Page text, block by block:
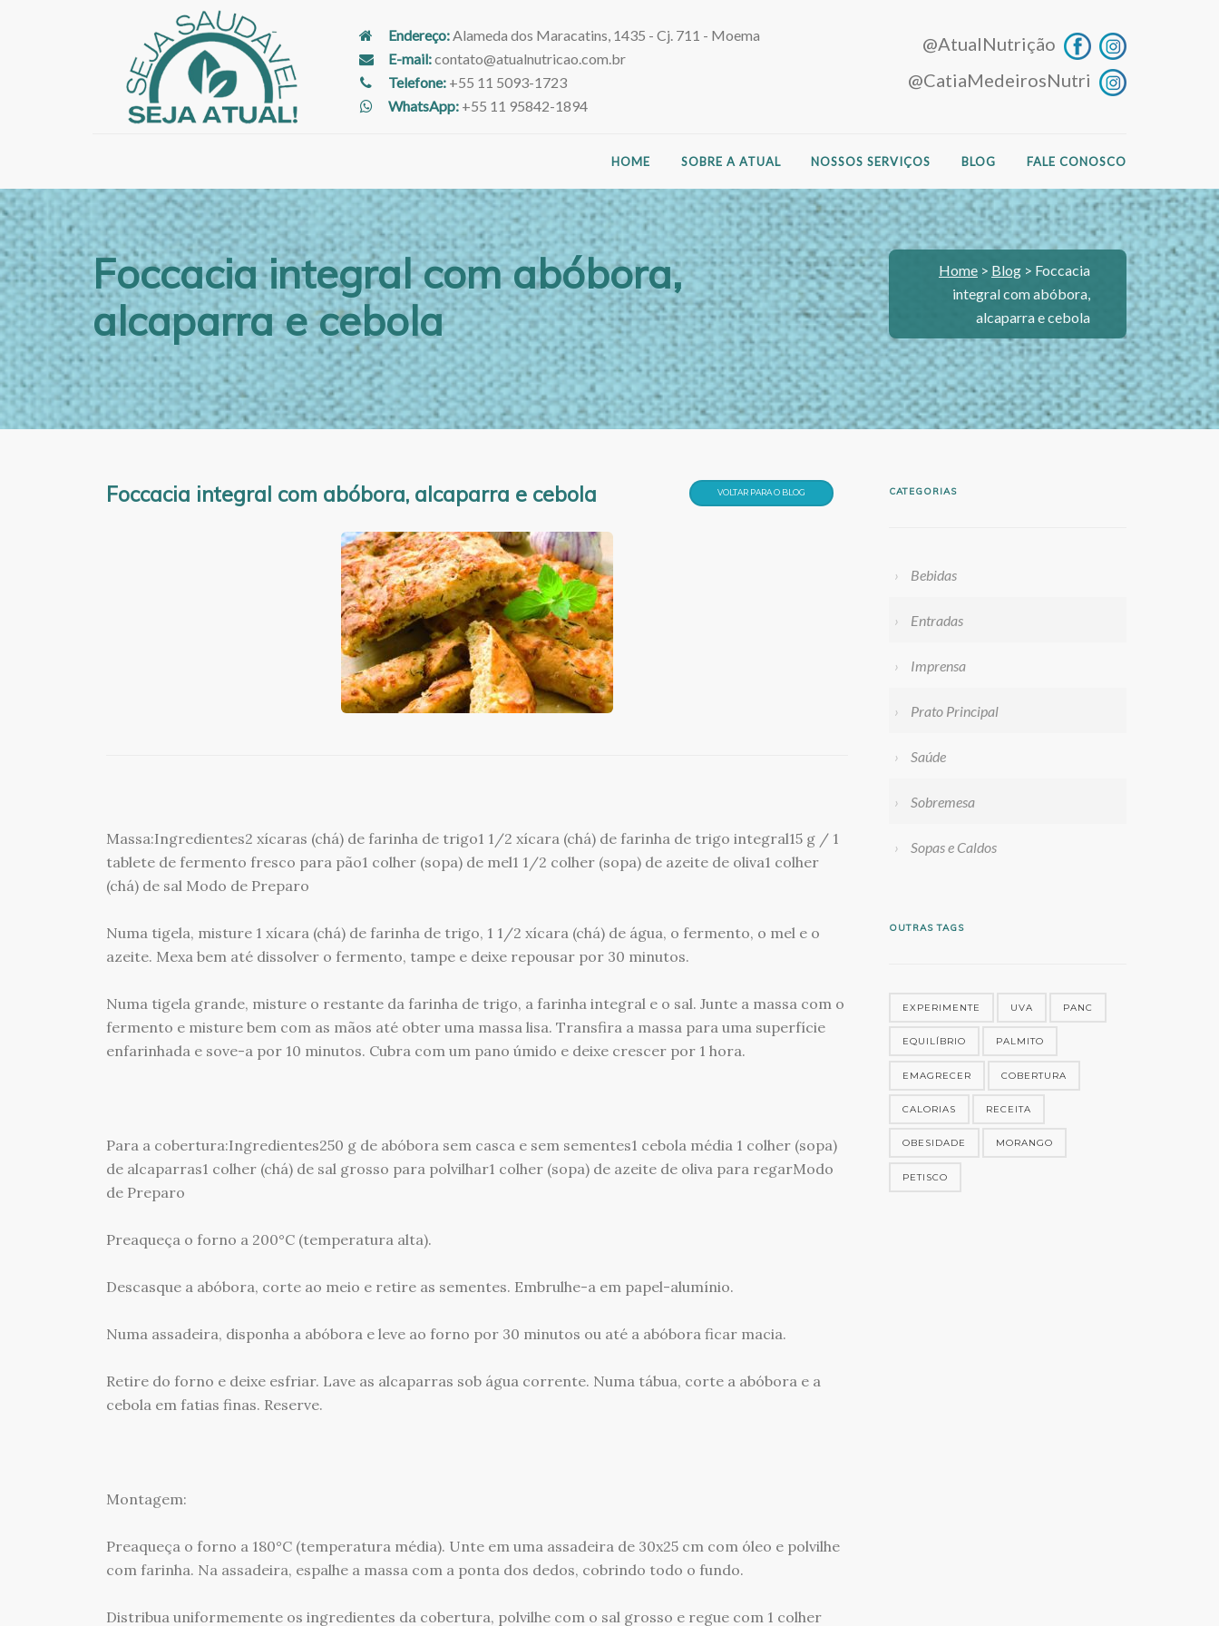
Endereço:Alameda dos Maracatins, 1435 - Cj. 711 - Moema
E-mail:contato@atualnutricao.com.br
Telefone:+55 11 5093-1723
WhatsApp:+55 11 95842-1894
@AtualNutrição
@CatiaMedeirosNutri
HOME SOBRE A ATUAL NOSSOS SERVIÇOS BLOG FALE CONOSCO
Foccacia integral com abóbora,
alcaparra e cebola
Home > Blog > Foccacia
integral com abóbora,
alcaparra e cebola
Foccacia integral com abóbora, alcaparra e cebola VOLTAR PARA O BLOG
Massa:Ingredientes2 xícaras (chá) de farinha de trigo1 1/2 xícara (chá) de farinha de trigo integral15 g / 1
tablete de fermento fresco para pão1 colher (sopa) de mel1 1/2 colher (sopa) de azeite de oliva1 colher
(chá) de sal Modo de Preparo
Numa tigela, misture 1 xícara (chá) de farinha de trigo, 1 1/2 xícara (chá) de água, o fermento, o mel e o
azeite. Mexa bem até dissolver o fermento, tampe e deixe repousar por 30 minutos.
Numa tigela grande, misture o restante da farinha de trigo, a farinha integral e o sal. Junte a massa com o
fermento e misture bem com as mãos até obter uma massa lisa. Transfira a massa para uma superfície
enfarinhada e sove-a por 10 minutos. Cubra com um pano úmido e deixe crescer por 1 hora.
Para a cobertura:Ingredientes250 g de abóbora sem casca e sem sementes1 cebola média 1 colher (sopa)
de alcaparras1 colher (chá) de sal grosso para polvilhar1 colher (sopa) de azeite de oliva para regarModo
de Preparo
Preaqueça o forno a 200°C (temperatura alta).
Descasque a abóbora, corte ao meio e retire as sementes. Embrulhe-a em papel-alumínio.
Numa assadeira, disponha a abóbora e leve ao forno por 30 minutos ou até a abóbora ficar macia.
Retire do forno e deixe esfriar. Lave as alcaparras sob água corrente. Numa tábua, corte a abóbora e a
cebola em fatias finas. Reserve.
Montagem:
Preaqueça o forno a 180°C (temperatura média). Unte em uma assadeira de 30x25 cm com óleo e polvilhe
com farinha. Na assadeira, espalhe a massa com a ponta dos dedos, cobrindo todo o fundo.
Distribua uniformemente os ingredientes da cobertura, polvilhe com o sal grosso e regue com 1 colher
CATEGORIAS
Bebidas
Entradas
Imprensa
Prato Principal
Saúde
Sobremesa
Sopas e Caldos
OUTRAS TAGS
EXPERIMENTE UVA PANC
EQUILÍBRIO PALMITO
EMAGRECER COBERTURA
CALORIAS RECEITA
OBESIDADE MORANGO
PETISCO